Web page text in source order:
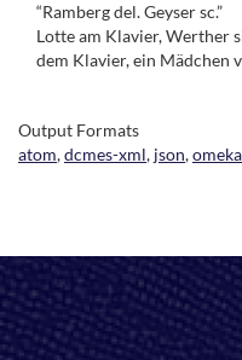
“Ramberg del. Geyser sc.”
Lotte am Klavier, Werther
dem Klavier, ein Mädchen
Output Formats
atom,dcmes-xml, json,